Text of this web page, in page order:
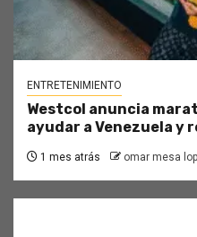
ENTRETENIMIENTO
Westcol anuncia
ayudar a Venezuela y
1 mes atrás omar mesa